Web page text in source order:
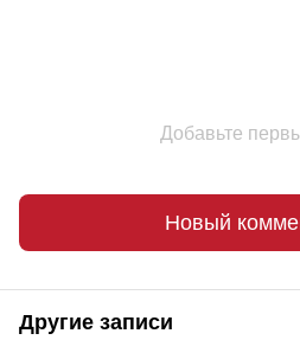
Добавьте
Новый
Другие записи